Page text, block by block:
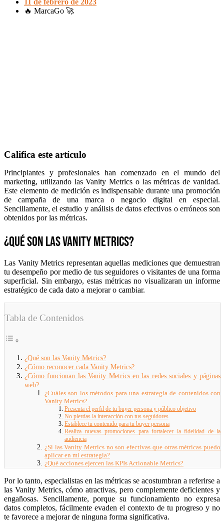
11 de febrero de 2023
🔥 MarcaGo 🚀
Califica este artículo
Principiantes y profesionales han comenzado en el mundo del
marketing, utilizando las Vanity Metrics o las métricas de vanidad.
Este elemento de medición es indispensable durante una promoción
de campaña de una marca o negocio digital en especial.
Sencillamente, el estudio y análisis de datos efectivos o erróneos son
obtenidos por las métricas.
¿Qué son las Vanity Metrics?
Las Vanity Metrics representan aquellas mediciones que demuestran
tu desempeño por medio de tus seguidores o visitantes de una forma
superficial. Sin embargo, estas métricas no visualizaran un informe
estratégico de cada dato a mejorar o cambiar.
Tabla de Contenidos
¿Qué son las Vanity Metrics?
¿Cómo reconocer cada Vanity Metrics?
¿Cómo funcionan las Vanity Metrics en las redes sociales y páginas
web?
¿Cuáles son los métodos para una estrategia de contenidos con
Vanity Metrics?
Presenta el perfil de tu buyer persona y público objetivo
No pierdas la interacción con tus seguidores
Establece tu contenido para tu buyer persona
Realiza nuevas promociones para fortalecer la fidelidad de la
audiencia
¿Si las Vanity Metrics no son efectivas que otras métricas puedo
aplicar en mi estrategia?
¿Qué acciones ejercen las KPIs Actionable Metrics?
Por lo tanto, especialistas en las métricas se acostumbran a referirse a
las Vanity Metrics, cómo atractivas, pero complemente deficientes y
engañosas. Sencillamente, porque su funcionamiento no expresa
datos completos, fácilmente evaden el contexto de tu progreso y no
te favorece a mejorar de ninguna forma significativa.